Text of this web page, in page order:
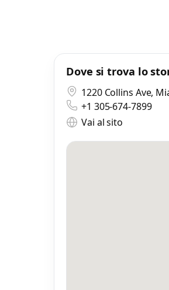
Dove si trova lo
1220 Collins Ave,
+1 305-674-7899
Vai al sito